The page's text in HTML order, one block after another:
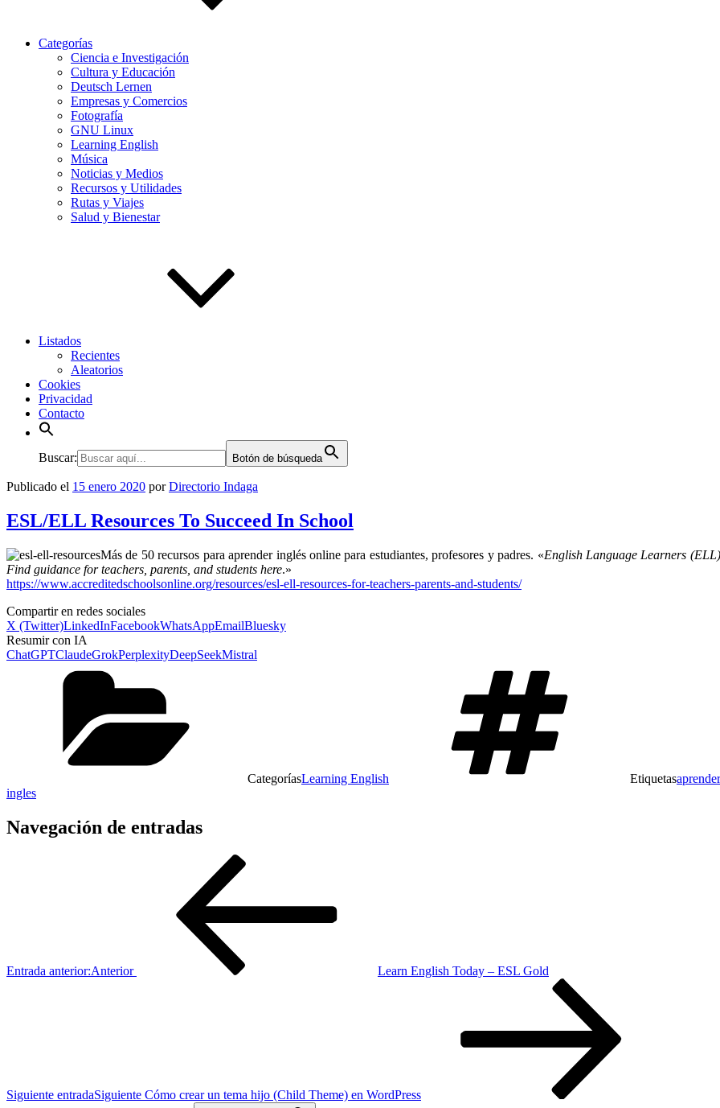
Categorías
Ciencia e Investigación
Cultura y Educación
Deutsch Lernen
Empresas y Comercios
Fotografía
GNU Linux
Learning English
Música
Noticias y Medios
Recursos y Utilidades
Rutas y Viajes
Salud y Bienestar
Listados
Recientes
Aleatorios
Cookies
Privacidad
Contacto
Buscar: Botón de búsqueda
Publicado el 15 enero 2020 porDirectorio Indaga
ESL/ELL Resources To Succeed In School
Más de 50 recursos para aprender inglés online para estudiantes, profesores y padres. «English Language Learners
Find guidance for teachers, parents, and students here.»
https://www.accreditedschoolsonline.org/resources/esl-ell-resources-for-teachers-parents-and-students/
Compartir en redes sociales
X (Twitter)LinkedInFacebookWhatsAppEmailBluesky
Resumir con IA
ChatGPTClaudeGrokPerplexityDeepSeekMistral
CategoríasLearning English Etiquetas
ingles
Navegación de entradas
Entrada anterior:Anterior Learn English Today – ESL Gold
Siguiente entradaSiguiente Cómo crear un tema hijo (Child Theme) en WordPress